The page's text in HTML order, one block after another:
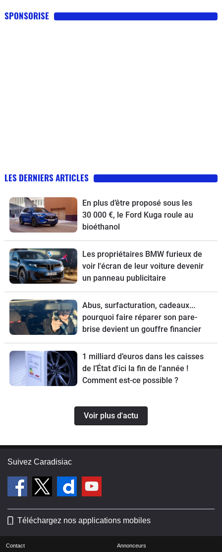
SPONSORISE
LES DERNIERS ARTICLES
En plus d’être proposé sous les
30 000 €, le Ford Kuga roule au
bioéthanol
Les propriétaires BMW furieux de
voir l'écran de leur voiture devenir
un panneau publicitaire
Abus, surfacturation, cadeaux...
pourquoi faire réparer son pare-
brise devient un gouffre financier
1 milliard d’euros dans les caisses
de l’État d'ici la fin de l'année !
Comment est-ce possible ?
Voir plus d'actu
Suivez Caradisiac
Téléchargez nos applications mobiles
Contact Annonceurs